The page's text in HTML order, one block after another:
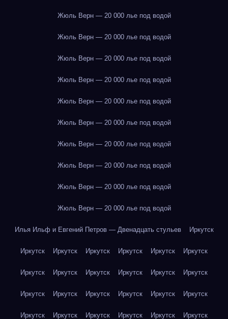
Жюль Верн — 20 000 лье под водой
Жюль Верн — 20 000 лье под водой
Жюль Верн — 20 000 лье под водой
Жюль Верн — 20 000 лье под водой
Жюль Верн — 20 000 лье под водой
Жюль Верн — 20 000 лье под водой
Жюль Верн — 20 000 лье под водой
Жюль Верн — 20 000 лье под водой
Жюль Верн — 20 000 лье под водой
Жюль Верн — 20 000 лье под водой
Илья Ильф и Евгений Петров — Двенадцать стульев Иркутск
Иркутск Иркутск Иркутск Иркутск Иркутск Иркутск
Иркутск Иркутск Иркутск Иркутск Иркутск Иркутск
Иркутск Иркутск Иркутск Иркутск Иркутск Иркутск
Иркутск Иркутск Иркутск Иркутск Иркутск Иркутск